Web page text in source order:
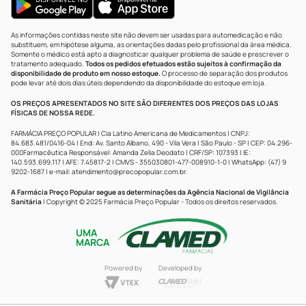
As informações contidas neste site não devem ser usadas para automedicação e não
substituem, em hipótese alguma, as orientações dadas pelo profissional da área médica.
Somente o médico está apto a diagnosticar qualquer problema de saúde e prescrever o
tratamento adequado. Todos os pedidos efetuados estão sujeitos à confirmação da
disponibilidade de produto em nosso estoque.O processo de separação dos produtos
pode levar até dois dias úteis dependendo da disponibilidade do estoque em loja.
OS PREÇOS APRESENTADOS NO SITE SÃO DIFERENTES DOS PREÇOS DAS LOJAS
FÍSICAS DE NOSSA REDE.
FARMÁCIA PREÇO POPULAR | Cia Latino Americana de Medicamentos | CNPJ:
84.683.481/0416-04 | End: Av. Santo Albano, 490 - Vila Vera | São Paulo - SP | CEP: 04.296-
000Farmacêutica Responsável: Amanda Zelia Deodato | CRF/SP: 107393 | IE:
140.593.699.117 | AFE: 7.45817-2 | CMVS - 355030801-477-008910-1-0 | WhatsApp: (47) 9
9202-1687 | e-mail: atendimento@precopopular.com.br.
A Farmácia Preço Popular segue as determinações da Agência Nacional de Vigilância
Sanitária | Copyright © 2025 Farmácia Preço Popular - Todos os direitos reservados.
UMA
MARCA
Powered by Developed by